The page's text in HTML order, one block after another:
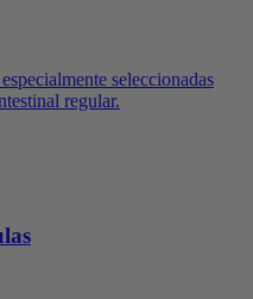
seleccionadas
regular.